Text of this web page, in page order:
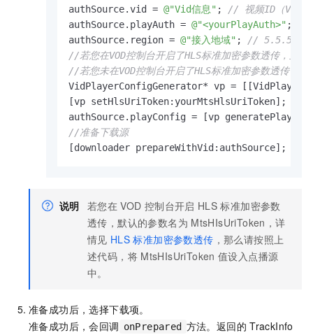
authSource.vid = @"Vid信息" ;
// 视频ID（
authSource.playAuth = @"<yourPlayAuth>" ;
authSource.region = @"接入地域" ;
// 5.5.5.0及之
//若您在VOD控制台开启了HLS标准加密参数透传，
//若您未在VOD控制台开启了HLS标准加密参数透传，
VidPlayerConfigGenerator* vp =
[vp setHlsUriToken:yourMtsHlsUriToken];
//准备下载源
[downloader prepareWithVid:authSource];
说明 若您在 VOD 控制台开启 HLS 标准加密参数
透传，默认的参数名为 MtsHIsUriToken，详
情见 HLS 标准加密参数透传 ，那么请按照上
述代码，将 MtsHIsUriToken 值设入点播源
中。
准备成功后，选择下载项。
准备成功后，会回调 onPrepared 方法。返回的 TrackInfo